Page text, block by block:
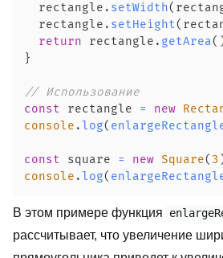
  rectangle
. setWidth(
  rectangle
. setHeight(
return rectangle . getArea(
}
// Использование
const rectangle = new
console .log(
const square = new Square( 3
console .log(
В этом примере функция
рассчитывает, что увеличение